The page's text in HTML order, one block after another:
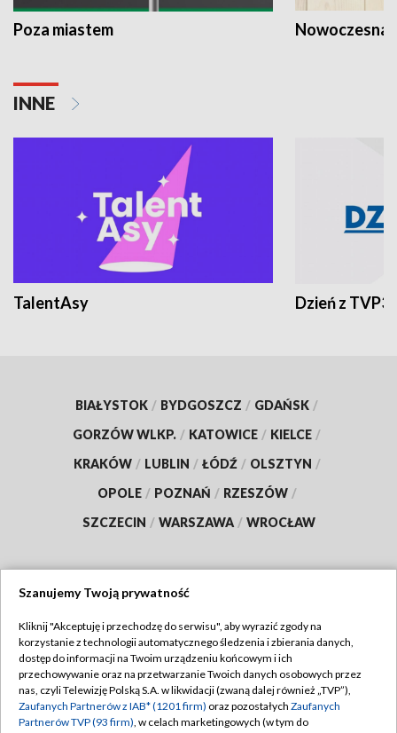
Poza miastem Nowoczesna
INNE
TalentAsy Dzień z TVP3
BIAŁYSTOK / BYDGOSZCZ / GDAŃSK /
GORZÓW WLKP. / KATOWICE / KIELCE /
KRAKÓW / LUBLIN / ŁÓDŹ / OLSZTYN /
OPOLE / POZNAŃ / RZESZÓW /
SZCZECIN / WARSZAWA / WROCŁAW
TVP
Abonament TVP
Emisja w TVP
Regulamin TVP
Polityka prywatności
Szanujemy Twoją prywatność
Kliknij "Akceptuję i przechodzę do serwisu", aby wyrazić zgody na
korzystanie z technologii automatycznego śledzenia i zbierania danych,
dostęp do informacji na Twoim urządzeniu końcowym i ich
przechowywanie oraz na przetwarzanie Twoich danych osobowych przez
nas, czyli Telewizję Polską S.A. w likwidacji (zwaną dalej również „TVP”),
Zaufanych Partnerów z IAB* (1201 firm) oraz pozostałych Zaufanych
Partnerów TVP (93 firm), w celach marketingowych (w tym do